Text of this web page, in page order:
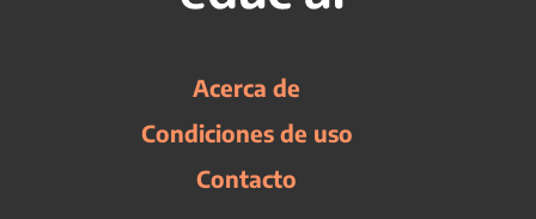
Acerca de
Condiciones de uso
Contacto